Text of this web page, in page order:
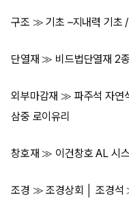
구조 ≫ 기초 –지내력 기초
단열재 ≫ 비드법단열재 2
외부마감재 ≫ 파주석 자연
삼중 로이유리
창호재 ≫ 이건창호 AL 시
조경 ≫ 조경상회 │ 조경석